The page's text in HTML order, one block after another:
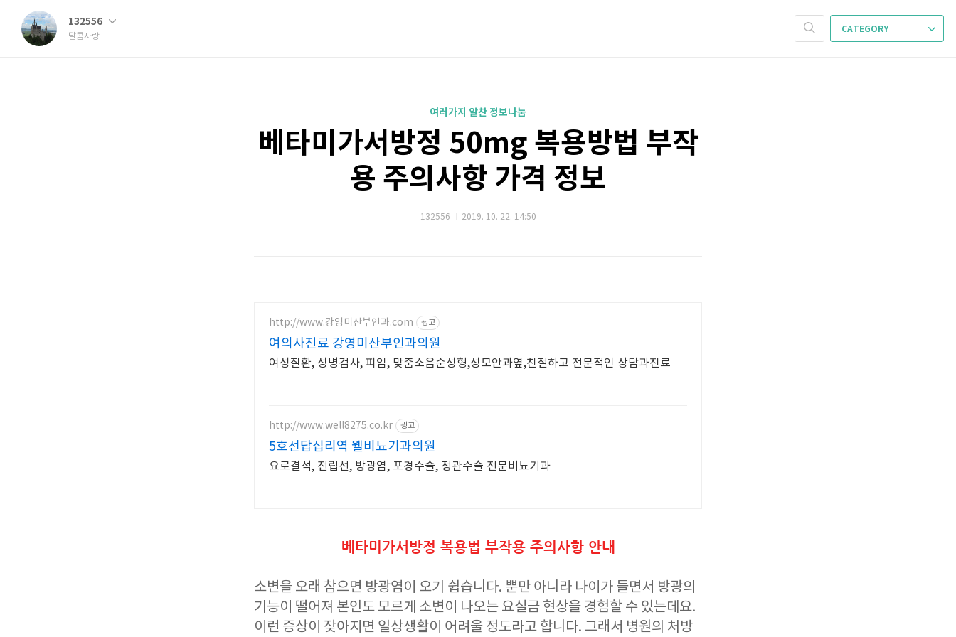
132556
달콤사랑
CATEGORY
여러가지 알찬 정보나눔
베타미가서방정 50mg 복용방법 부작
용 주의사항 가격 정보
132556 2019. 10. 22. 14:50
http://www.강영미산부인과.com 광고
여의사진료 강영미산부인과의원
여성질환, 성병검사, 피임, 맞춤소음순성형,성모안과옆,친절하고 전문적인 상담과진료
http://www.well8275.co.kr 광고
5호선답십리역 웰비뇨기과의원
요로결석, 전립선, 방광염, 포경수술, 정관수술 전문비뇨기과
베타미가서방정 복용법 부작용 주의사항 안내
소변을 오래 참으면 방광염이 오기 쉽습니다. 뿐만 아니라 나이가 들면서 방광의
기능이 떨어져 본인도 모르게 소변이 나오는 요실금 현상을 경험할 수 있는데요.
이런 증상이 잦아지면 일상생활이 어려울 정도라고 합니다. 그래서 병원의 처방